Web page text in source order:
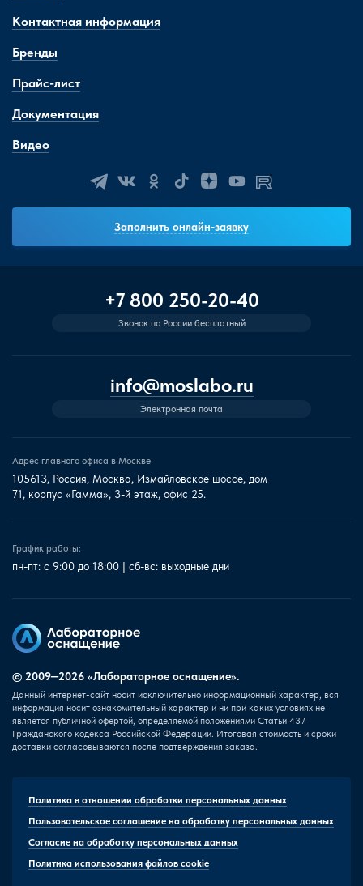
Контактная информация
Бренды
Прайс-лист
Документация
Видео
Заполнить онлайн-заявку
+7 800 250-20-40
Звонок по России бесплатный
info@moslabo.ru
Электронная почта
Адрес главного офиса в Москве
105613, Россия, Москва, Измайловское шоссе, дом
71, корпус «Гамма», 3-й этаж, офис 25.
График работы:
пн-пт: с 9:00 до 18:00 | сб-вс: выходные дни
© 2009—2026 «Лабораторное оснащение».
Данный интернет-сайт носит исключительно информационный характер, вся
информация носит ознакомительный характер и ни при каких условиях не
является публичной офертой, определяемой положениями Статьи 437
Гражданского кодекса Российской Федерации. Итоговая стоимость и сроки
доставки согласовываются после подтверждения заказа.
Политика в отношении обработки персональных данных
Пользовательское соглашение на обработку персональных данных
Согласие на обработку персональных данных
Политика использования файлов cookie